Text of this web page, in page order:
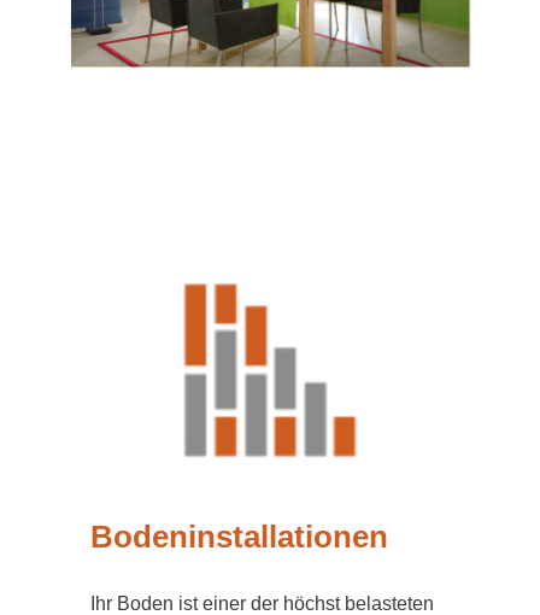
Bodeninstallationen
Ihr Boden ist einer der höchst belasteten